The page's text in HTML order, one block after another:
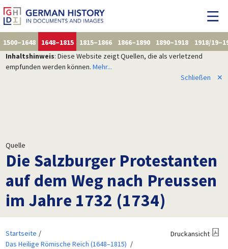
1500–1648 1648–1815 1815–1866 1866–1890 1890–1918
1918/
Inhaltshinweis: Diese Website zeigt Quellen, die als verletzend
empfunden werden können. Mehr...
Schließen
✕
Quelle
Die Salzburger Protestanten
auf dem Weg nach Preussen
im Jahre 1732 (1734)
Startseite
Das Heilige Römische Reich (1648–1815)
Druckansicht